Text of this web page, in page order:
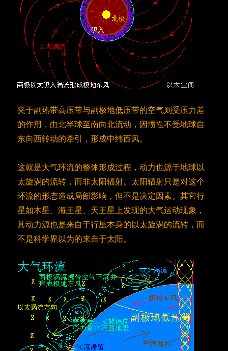
夹于副热带高压带与副极地低压带的空气则受压力差
的作用，由北半球至南向北流动，因惯性不受地球自
东向西转动的牵引，形成中纬西风。
这就是大气环流的整体形成过程，动力也源于地球以
太旋涡的流转，而非太阳辐射。太阳辐射只是对这个
环流的形态造成局部影响，但不是决定因素。其它行
星如木星、海王星、天王星上发现的大气运动现象，
其动力源也是来自于行星本身的以太旋涡的流转，而
不是科学界以为的来自于太阳。